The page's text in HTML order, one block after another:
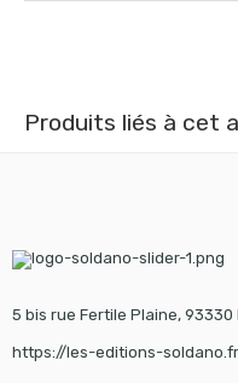
Produits liés à cet
5 bis rue Fertile Plaine, 93330
https://les-editions-